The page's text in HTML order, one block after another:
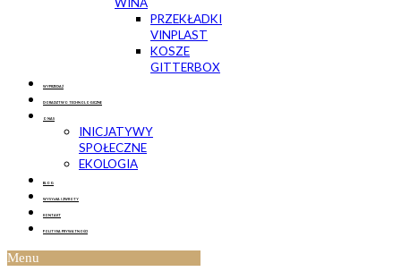
PRZEKŁADKI
VINPLAST
KOSZE
GITTERBOX
WYPRZEDAŻ
DORADZTWO TECHNOLOGICZNE
O NAS
INICJATYWY
SPOŁECZNE
EKOLOGIA
BLOG
WYSYŁKA I ZWROTY
KONTAKT
POLITYKA PRYWATNOŚCI
Menu